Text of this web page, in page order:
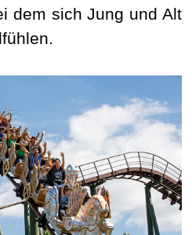
dem sich Jung und Alt